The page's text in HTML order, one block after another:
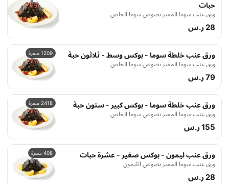
حبات
ورق عنب سوما المميز بصوص سوما الخاص
28 ر.س
1209 سعرة ورق عنب خلطة سوما - بوكس وسط - ثلاثون حبة
ورق عنب سوما المميز بصوص سوما الخاص
79 ر.س
2418 سعرة ورق عنب خلطة سوما - بوكس كبير - ستون حبة
ورق عنب سوما المميز بصوص سوما الخاص
155 ر.س
408 سعرة ورق عنب ليمون - بوكس صغير - عشرة حبات
ورق عنب سوما المميز بصوص الليمون
28 ر.س